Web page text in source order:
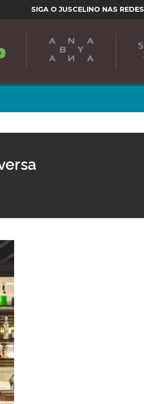
SIGA O JUSCELINO NAS REDES